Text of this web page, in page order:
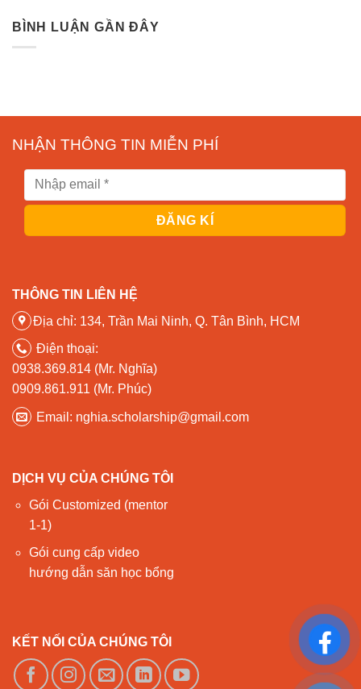
BÌNH LUẬN GẦN ĐÂY
NHẬN THÔNG TIN MIỄN PHÍ
THÔNG TIN LIÊN HỆ
Địa chỉ: 134, Trần Mai Ninh, Q. Tân Bình, HCM
Điện thoại:
0938.369.814 (Mr. Nghĩa)
0909.861.911 (Mr. Phúc)
Email: nghia.scholarship@gmail.com
DỊCH VỤ CỦA CHÚNG TÔI
Gói Customized (mentor
1-1)
Gói cung cấp video
hướng dẫn săn học bổng
KẾT NỐI CỦA CHÚNG TÔI